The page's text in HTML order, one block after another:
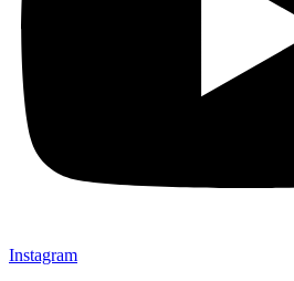
Instagram